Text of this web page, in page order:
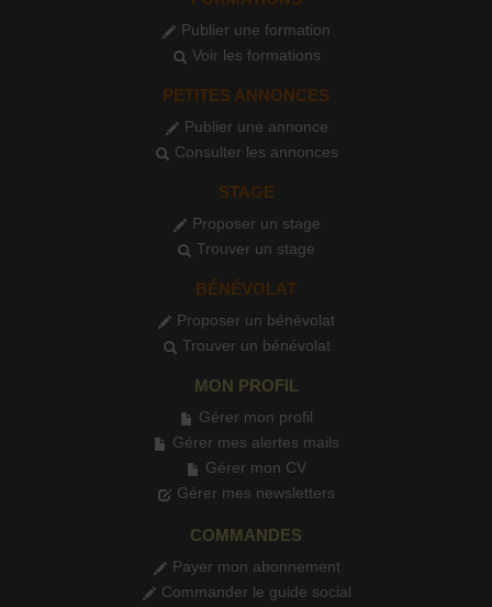
Publier une formation
Voir les formations
PETITES ANNONCES
Publier une annonce
Consulter les annonces
STAGE
Proposer un stage
Trouver un stage
BÉNÉVOLAT
Proposer un bénévolat
Trouver un bénévolat
MON PROFIL
Gérer mon profil
Gérer mes alertes mails
Gérer mon CV
Gérer mes newsletters
COMMANDES
Payer mon abonnement
Commander le guide social